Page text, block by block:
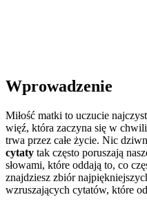
Wprowadzenie
Miłość matki to uczucie
więź, która zaczyna się w
trwa przez całe życie. Nic
cytaty tak często poruszają
słowami, które oddają to, co
znajdziesz zbiór
wzruszających cytatów, które